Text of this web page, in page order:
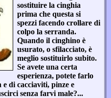
sostituire la cinghia
prima che questa si
spezzi facendo crollare di
colpo la serranda.
Quando il cinghino è
usurato, o sfilacciato, è
meglio sostituirlo subito.
Se avete una certa
esperienza, potete farlo
di cacciaviti, pinze e
senza farvi male?...